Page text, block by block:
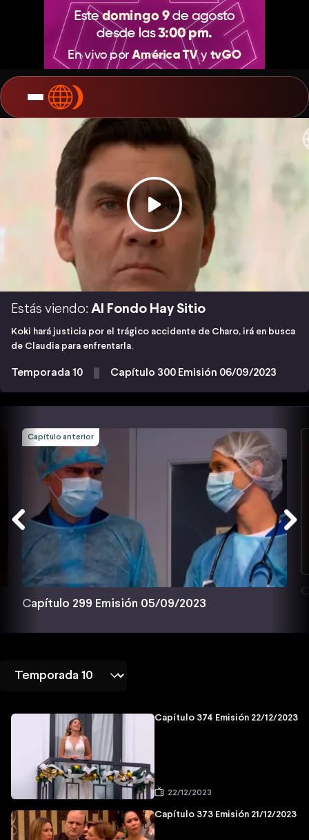
Estás viendo: Al Fondo Hay Sitio
Koki hará justicia por el trágico accidente de Charo, irá en busca
de Claudia para enfrentarla.
Temporada 10 Capítulo 300 Emisión 06/09/2023
Capítulo anterior
Capítulo 299 Emisión 05/09/2023
Capítulo 374 Emisión 22/12/2023
22/12/2023
Capítulo 373 Emisión 21/12/2023